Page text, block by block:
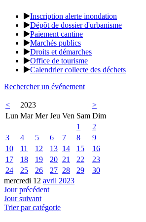
Inscription alerte inondation
Dépôt de dossier d'urbanisme
Paiement cantine
Marchés publics
Droits et démarches
Office de tourisme
Calendrier collecte des déchets
Rechercher un événement
< 2023
>
Lun Mar Mer Jeu Ven Sam Dim
1
2
3
4 5 6 7 8
9
10
11 12 13 14 15
16
17
18 19 20 21 22
23
24
25 26 27 28 29
30
mercredi 12 avril 2023
Jour précédent
Jour suivant
Trier par catégorie